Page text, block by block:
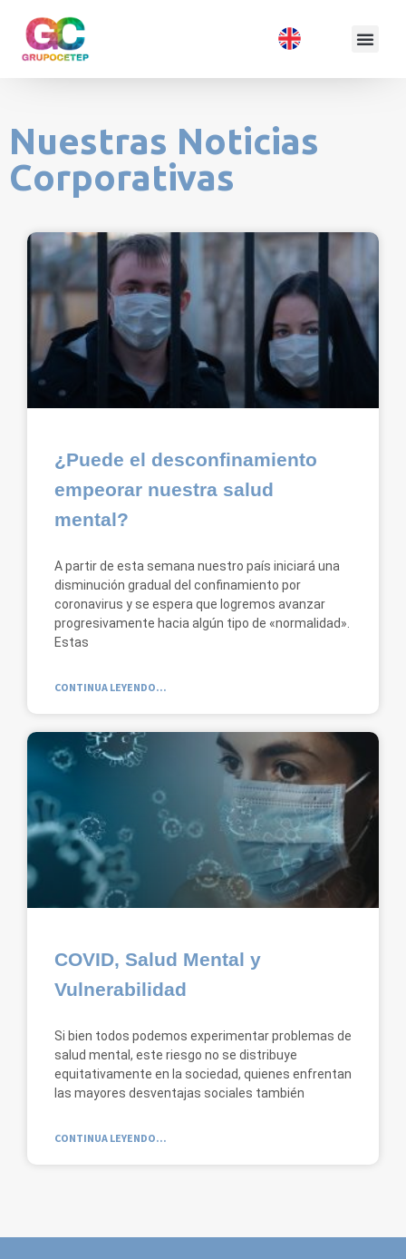
Nuestras Noticias
Corporativas
¿Puede el desconfinamiento
empeorar nuestra salud
mental?
A partir de esta semana nuestro país iniciará una
disminución gradual del confinamiento por
coronavirus y se espera que logremos avanzar
progresivamente hacia algún tipo de «normalidad».
Estas
CONTINUA LEYENDO...
COVID, Salud Mental y
Vulnerabilidad
Si bien todos podemos experimentar problemas de
salud mental, este riesgo no se distribuye
equitativamente en la sociedad, quienes enfrentan
las mayores desventajas sociales también
CONTINUA LEYENDO...